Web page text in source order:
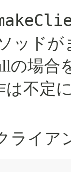
ッドが
の場合
は不定
ライア